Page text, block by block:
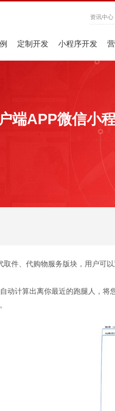
资讯中心
定制开发 小程序开发
端APP微信小
件、代购物服务版块，用户可
动计算出离你最近的跑腿人，